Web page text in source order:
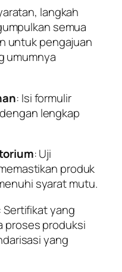
langkah
semua
untuk pengajuan
umumnya
: Isi formulir
lengkap
: Uji
produk
syarat mutu.
: Sertifikat yang
proses produksi
yang